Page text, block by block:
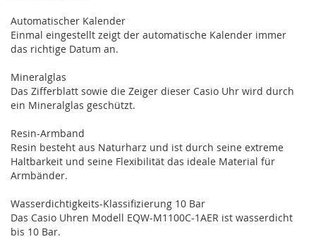
Automatischer Kalender
Einmal eingestellt zeigt der automatische Kalender immer
das richtige Datum an.
Mineralglas
Das Zifferblatt sowie die Zeiger dieser Casio Uhr wird durch
ein Mineralglas geschützt.
Resin-Armband
Resin besteht aus Naturharz und ist durch seine extreme
Haltbarkeit und seine Flexibilität das ideale Material für
Armbänder.
Wasserdichtigkeits-Klassifizierung 10 Bar
Das Casio Uhren Modell EQW-M1100C-1AER ist wasserdicht
bis 10 Bar.